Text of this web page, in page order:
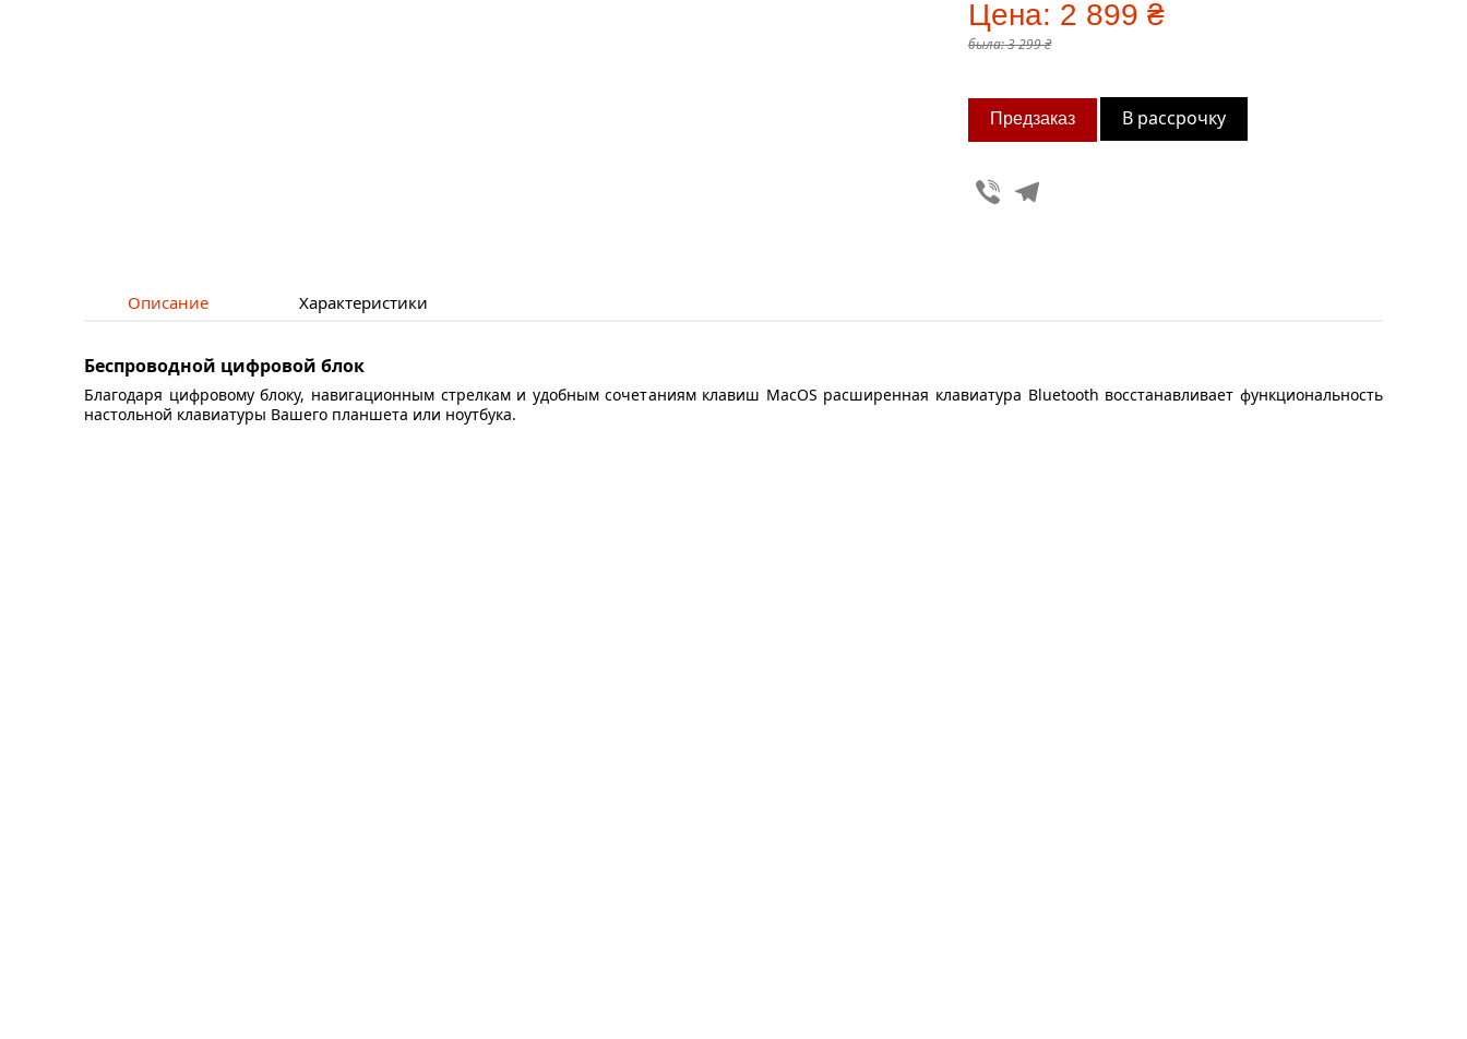
Цена: 2 899 ₴
была:3 299 ₴
В рассрочку
Viber
Описание Характеристики
Беспроводной цифровой блок
Благодаря цифровому блоку, навигационным стрелкам и удобным сочетаниям клавиш MacOS расширенная клавиатура Bluetooth восстанавливает функциональность
настольной клавиатуры Вашего планшета или ноутбука.